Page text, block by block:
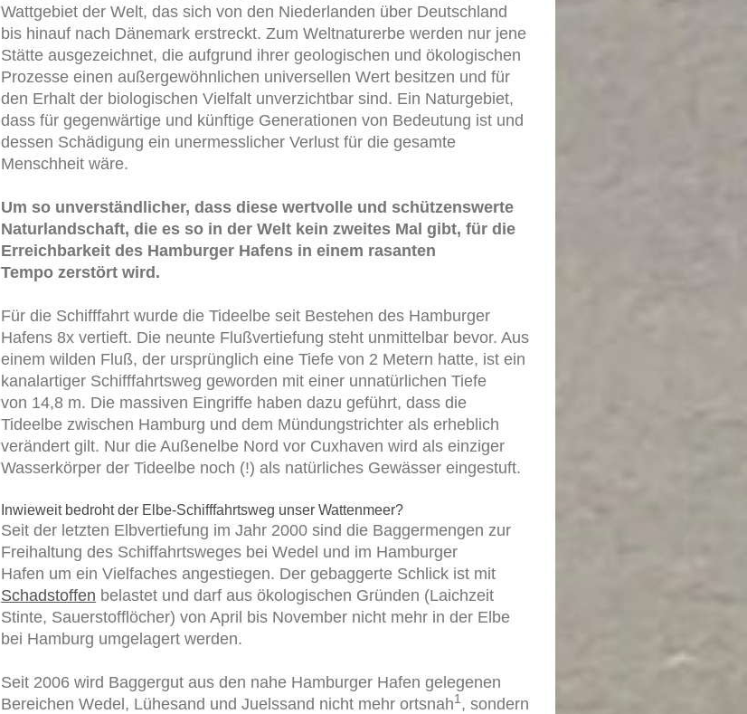
Wattgebiet der Welt, das sich von den Niederlanden über Deutschland
bis hinauf nach Dänemark erstreckt. Zum Weltnaturerbe werden nur jene
Stätte ausgezeichnet, die aufgrund ihrer geologischen und ökologischen
Prozesse einen außergewöhnlichen universellen Wert besitzen und für
den Erhalt der biologischen Vielfalt unverzichtbar sind. Ein Naturgebiet,
dass für gegenwärtige und künftige Generationen von Bedeutung ist und
dessen Schädigung ein unermesslicher Verlust für die gesamte
Menschheit wäre.
Um so unverständlicher, dass diese wertvolle und schützenswerte
Naturlandschaft, die es so in der Welt kein zweites Mal gibt, für die
Erreichbarkeit des Hamburger Hafens in einem rasanten
Tempo zerstört wird.
Für die Schifffahrt wurde die Tideelbe seit Bestehen des Hamburger
Hafens 8x vertieft. Die neunte Flußvertiefung steht unmittelbar bevor. Aus
einem wilden Fluß, der ursprünglich eine Tiefe von 2 Metern hatte, ist ein
kanalartiger Schifffahrtsweg geworden mit einer unnatürlichen Tiefe
von 14,8 m. Die massiven Eingriffe haben dazu geführt, dass die
Tideelbe zwischen Hamburg und dem Mündungstrichter als erheblich
verändert gilt. Nur die Außenelbe Nord vor Cuxhaven wird als einziger
Wasserkörper der Tideelbe noch (!) als natürliches Gewässer eingestuft.
Inwieweit bedroht der Elbe-Schifffahrtsweg unser Wattenmeer?
Seit der letzten Elbvertiefung im Jahr 2000 sind die Baggermengen zur
Freihaltung des Schiffahrtsweges bei Wedel und im Hamburger
Hafen um ein Vielfaches angestiegen. Der gebaggerte Schlick ist mit
Schadstoffen belastet und darf aus ökologischen Gründen (Laichzeit
Stinte, Sauerstofflöcher) von April bis November nicht mehr in der Elbe
bei Hamburg umgelagert werden.
Seit 2006 wird Baggergut aus den nahe Hamburger Hafen gelegenen
Bereichen Wedel, Lühesand und Juelssand nicht mehr ortsnah1, sondern